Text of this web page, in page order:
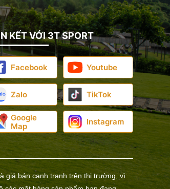
KẾT VỚI 3T SPORT
Facebook Youtube
Zalo TikTok
Google
Map
Instagram
giá bán cạnh tranh trên thị trường, vì